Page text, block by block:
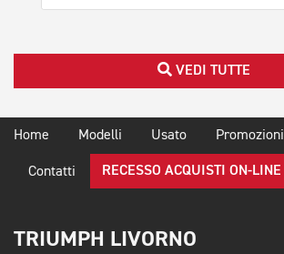
VEDI TUTTE
Home Modelli Usato Promozioni
Contatti RECESSO ACQUISTI ON-LINE
TRIUMPH LIVORNO